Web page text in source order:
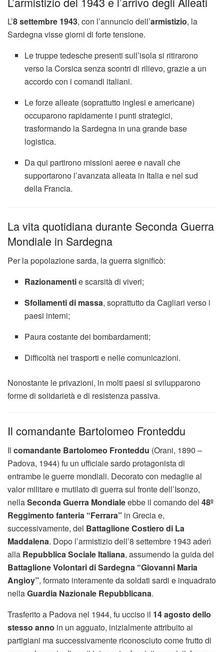
L’8 settembre 1943, con l’annuncio dell’armistizio, la
Sardegna visse giorni di forte tensione.
Le truppe tedesche presenti sull’isola si ritirarono
verso la Corsica senza scontri di rilievo, grazie a un
accordo con i comandi italiani.
Le forze alleate (soprattutto inglesi e americane)
occuparono rapidamente i punti strategici,
trasformando la Sardegna in una grande base
logistica.
Da qui partirono missioni aeree e navali che
supportarono l’avanzata alleata in Italia e nel sud
della Francia.
La vita quotidiana durante Seconda Guerra
Mondiale in Sardegna
Per la popolazione sarda, la guerra significò:
Razionamentie scarsità di viveri;
Sfollamenti di massa, soprattutto da Cagliari verso i
paesi interni;
Paura costante dei bombardamenti;
Difficoltà nei trasporti e nelle comunicazioni.
Nonostante le privazioni, in molti paesi si svilupparono
forme di solidarietà e di resistenza passiva.
Il comandante Bartolomeo Fronteddu
Il comandante Bartolomeo Fronteddu (Orani, 1890 –
Padova, 1944) fu un ufficiale sardo protagonista di
entrambe le guerre mondiali. Decorato con medaglie al
valor militare e mutilato di guerra sul fronte dell’Isonzo,
nellaSeconda Guerra Mondialeebbe il comando del 48º
Reggimento fanteria “Ferrara” in Grecia e,
successivamente, del Battaglione Costiero di La
Maddalena. Dopo l’armistizio dell’8 settembre 1943 aderì
alla Repubblica Sociale Italiana, assumendo la guida del
Battaglione Volontari di Sardegna “Giovanni Maria
Angioy”, formato interamente da soldati sardi e inquadrato
nellaGuardia Nazionale Repubblicana.
Trasferito a Padova nel 1944, fu ucciso il 14 agosto dello
stesso anno in un agguato, inizialmente attribuito ai
partigiani ma successivamente riconosciuto come frutto di